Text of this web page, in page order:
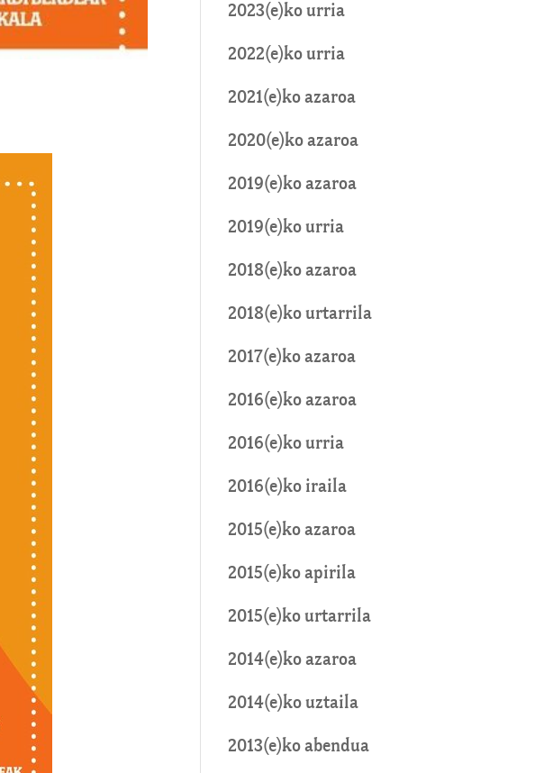
2023(e)ko urria
2022(e)ko urria
2021(e)ko azaroa
2020(e)ko azaroa
2019(e)ko azaroa
2019(e)ko urria
2018(e)ko azaroa
2018(e)ko urtarrila
2017(e)ko azaroa
2016(e)ko azaroa
2016(e)ko urria
2016(e)ko iraila
2015(e)ko azaroa
2015(e)ko apirila
2015(e)ko urtarrila
2014(e)ko azaroa
2014(e)ko uztaila
2013(e)ko abendua